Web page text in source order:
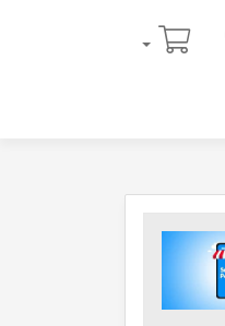
سبد خرید